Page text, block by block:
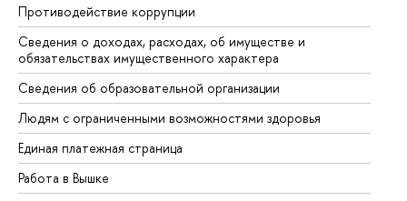
Противодействие коррупции
Сведения о доходах, расходах, об имуществе и
обязательствах имущественного характера
Сведения об образовательной организации
Людям с ограниченными возможностями здоровья
Единая платежная страница
Работа в Вышке